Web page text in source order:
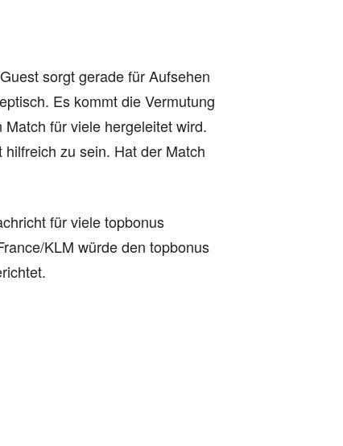
sorgt gerade für Aufsehen
Es kommt die Vermutung
für viele hergeleitet wird.
zu sein. Hat der Match
für viele topbonus
KLM würde den topbonus